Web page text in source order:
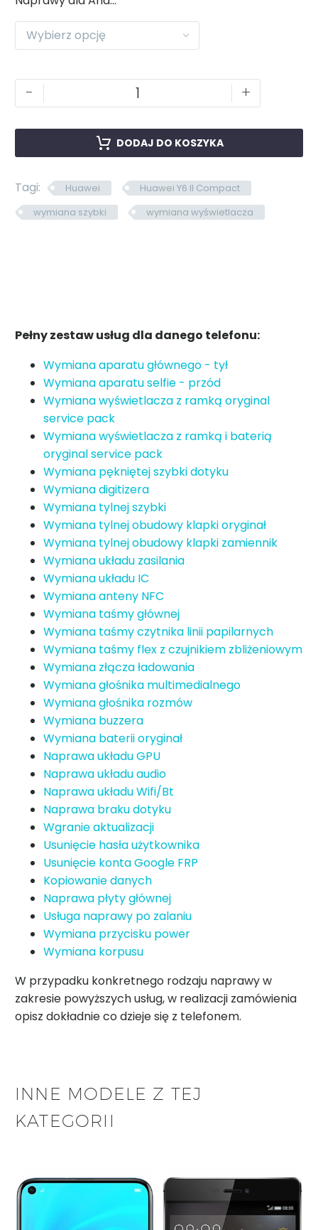
Wybierz opcję
- +
DODAJ DO KOSZYKA
Tagi: Huawei
Huawei Y6 II Compact
wymiana szybki
wymiana wyświetlacza
Pełny zestaw usług dla danego telefonu:
Wymiana aparatu głównego - tył
Wymiana aparatu selfie - przód
Wymiana wyświetlacza z ramką oryginal
service pack
Wymiana wyświetlacza z ramką i baterią
oryginal service pack
Wymiana pękniętej szybki dotyku
Wymiana digitizera
Wymiana tylnej szybki
Wymiana tylnej obudowy klapki oryginał
Wymiana tylnej obudowy klapki zamiennik
Wymiana układu zasilania
Wymiana układu IC
Wymiana anteny NFC
Wymiana taśmy głównej
Wymiana taśmy czytnika linii papilarnych
Wymiana taśmy flex z czujnikiem zbliżeniowym
Wymiana złącza ładowania
Wymiana głośnika multimedialnego
Wymiana głośnika rozmów
Wymiana buzzera
Wymiana baterii oryginał
Naprawa układu GPU
Naprawa układu audio
Naprawa układu Wifi/Bt
Naprawa braku dotyku
Wgranie aktualizacji
Usunięcie hasła użytkownika
Usunięcie konta Google FRP
Kopiowanie danych
Naprawa płyty głównej
Usługa naprawy po zalaniu
Wymiana przycisku power
Wymiana korpusu
W przypadku konkretnego rodzaju naprawy w
zakresie powyższych usług, w realizacji zamówienia
opisz dokładnie co dzieje się z telefonem.
INNE MODELE Z TEJ
KATEGORII